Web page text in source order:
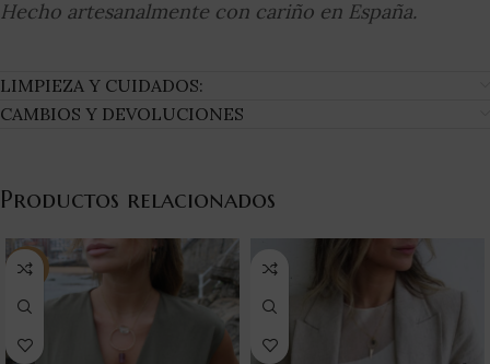
Hecho artesanalmente con cariño en España.
LIMPIEZA Y CUIDADOS:
CAMBIOS Y DEVOLUCIONES
Productos relacionados
-18%